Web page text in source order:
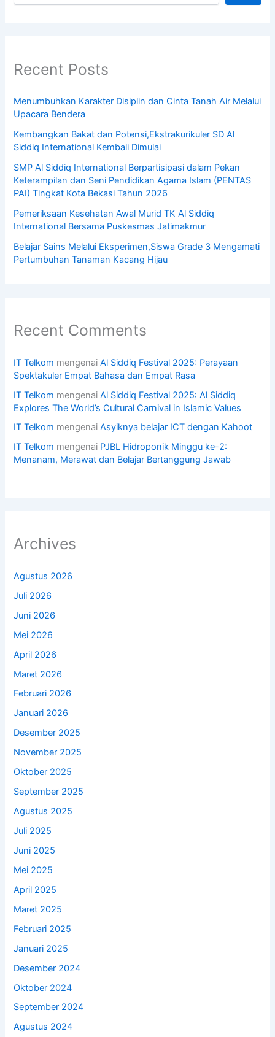
Recent Posts
Menumbuhkan Karakter Disiplin dan Cinta Tanah Air Melalui
Upacara Bendera
Kembangkan Bakat dan Potensi,Ekstrakurikuler SD Al
Siddiq International Kembali Dimulai
SMP Al Siddiq International Berpartisipasi dalam Pekan
Keterampilan dan Seni Pendidikan Agama Islam (PENTAS
PAI) Tingkat Kota Bekasi Tahun 2026
Pemeriksaan Kesehatan Awal Murid TK Al Siddiq
International Bersama Puskesmas Jatimakmur
Belajar Sains Melalui Eksperimen,Siswa Grade 3 Mengamati
Pertumbuhan Tanaman Kacang Hijau
Recent Comments
IT Telkom mengenaiAl Siddiq Festival 2025: Perayaan
Spektakuler Empat Bahasa dan Empat Rasa
IT Telkom mengenaiAl Siddiq Festival 2025: Al Siddiq
Explores The World’s Cultural Carnival in Islamic Values
IT Telkom mengenaiAsyiknya belajar ICT dengan Kahoot
IT Telkom mengenai PJBL Hidroponik Minggu ke-2:
Menanam, Merawat dan Belajar Bertanggung Jawab
Archives
Agustus 2026
Juli 2026
Juni 2026
Mei 2026
April 2026
Maret 2026
Februari 2026
Januari 2026
Desember 2025
November 2025
Oktober 2025
September 2025
Agustus 2025
Juli 2025
Juni 2025
Mei 2025
April 2025
Maret 2025
Februari 2025
Januari 2025
Desember 2024
Oktober 2024
September 2024
Agustus 2024